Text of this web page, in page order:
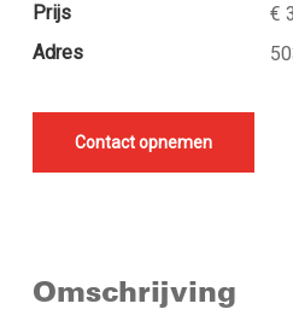
Prijs
€
Adres
Contact opnemen
Omschrijving